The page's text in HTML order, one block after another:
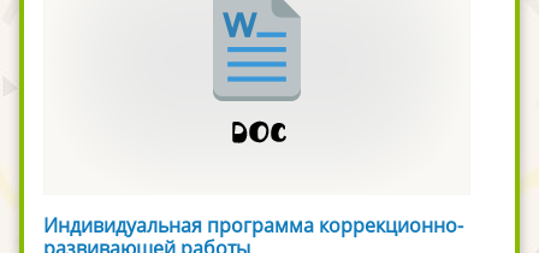
Индивидуальная программа коррекционно-
развивающей работы